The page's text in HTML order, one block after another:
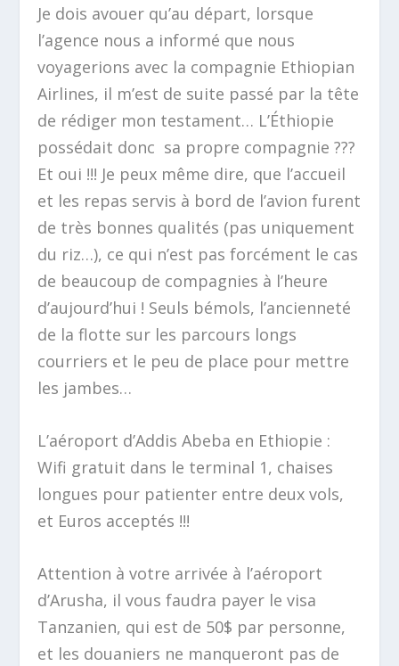
Je dois avouer qu’au départ, lorsque
l’agence nous a informé que nous
voyagerions avec la compagnie Ethiopian
Airlines, il m’est de suite passé par la tête
de rédiger mon testament… L’Éthiopie
possédait donc sa propre compagnie ???
Et oui !!! Je peux même dire, que l’accueil
et les repas servis à bord de l’avion furent
de très bonnes qualités (pas uniquement
du riz…), ce qui n’est pas forcément le cas
de beaucoup de compagnies à l’heure
d’aujourd’hui ! Seuls bémols, l’ancienneté
de la flotte sur les parcours longs
courriers et le peu de place pour mettre
les jambes…
L’aéroport d’Addis Abeba en Ethiopie :
Wifi gratuit dans le terminal 1, chaises
longues pour patienter entre deux vols,
et Euros acceptés !!!
Attention à votre arrivée à l’aéroport
d’Arusha, il vous faudra payer le visa
Tanzanien, qui est de 50$ par personne,
et les douaniers ne manqueront pas de